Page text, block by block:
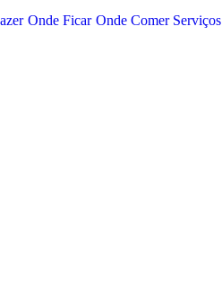
Onde Ficar Onde Comer Serviços